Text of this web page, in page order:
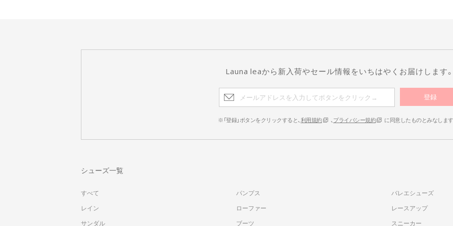
Launa leaから新入荷やセール情報をいちはやくお届けします
登録
※「登録」ボタンをクリックすると、利用規約 、プライバシー規約 に同意したものとみなします
シューズ一覧
すべて パンプス
バレエシューズ
レイン
ローファー
レースアップ
サンダル
ブーツ スニーカー